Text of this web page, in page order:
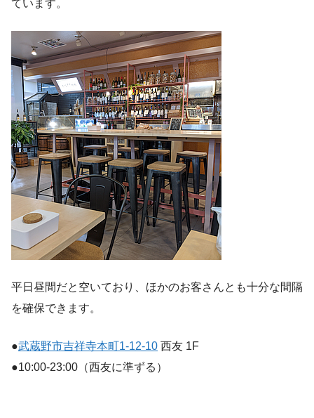
ています。
平日昼間だと空いており、ほかのお客さんとも十分な間隔
を確保できます。
●武蔵野市吉祥寺本町1-12-10 西友 1F
●10:00-23:00（西友に準ずる）